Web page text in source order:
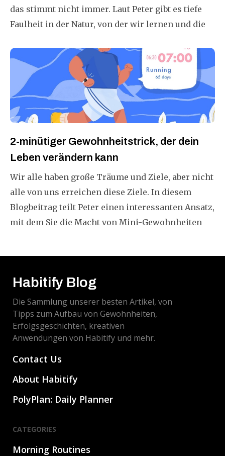
das stimmt nicht immer. Laut Peter gibt es tiefe
Faulheit in der Natur, von der wir lernen und die
leben. Wenn wir tiefe Faulheit verstehen, wird
unser Leben weniger stressig, es gibt mehr Raum
für Ruhe und Frieden, um mehr über uns selbst zu
erfahren und uns nicht mehr von äußeren
Motiven über unsere innere Welt diktieren zu
2-minütiger Gewohnheitstrick, der dein
Leben verändern kann
Wir alle haben große Träume und Ziele, aber nicht
alle von uns erreichen diese Ziele. In diesem
Blogbeitrag teilt Peter einen interessanten Ansatz,
mit dem Sie die Macht von Mini-Gewohnheiten
Habitify Blog
Die Sammlung unserer besten Artikel, von
Tipps zum Aufbau von Gewohnheiten,
Erfolgsgeschichten, kreativen
Anwendungen von Habitify und mehr.
Contact Us
About Habitify
PolyPlan: Daily Planner
CATEGORIES
Morning Routines